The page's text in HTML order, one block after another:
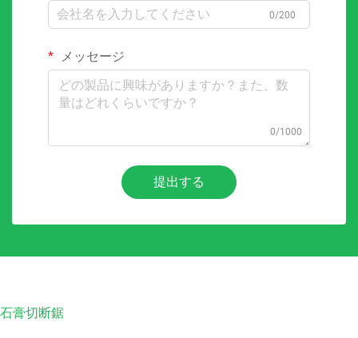
0/200
メッセージ
0/1000
提出する
石膏切断鋸